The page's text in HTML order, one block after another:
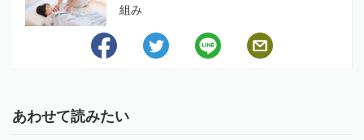
組み
あわせて読みたい